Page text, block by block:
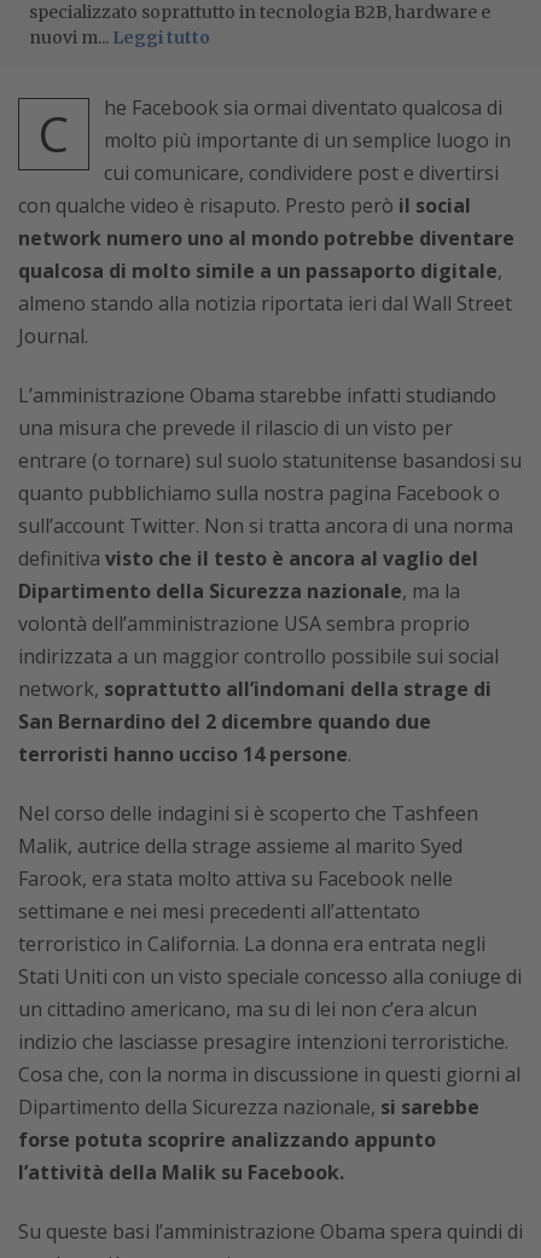
specializzato soprattutto in tecnologia B2B, hardware e
nuovi m... Leggi tutto
C
he Facebook sia ormai diventato qualcosa di
molto più importante di un semplice luogo in
cui comunicare, condividere post e divertirsi
con qualche video è risaputo. Presto però il social
network numero uno al mondo potrebbe diventare
qualcosa di molto simile a un passaporto digitale,
almeno stando alla notizia riportata ieri dal Wall Street
Journal.
L’amministrazione Obama starebbe infatti studiando
una misura che prevede il rilascio di un visto per
entrare (o tornare) sul suolo statunitense basandosi su
quanto pubblichiamo sulla nostra pagina Facebook o
sull’account Twitter. Non si tratta ancora di una norma
definitiva visto che il testo è ancora al vaglio del
Dipartimento della Sicurezza nazionale, ma la
volontà dell’amministrazione USA sembra proprio
indirizzata a un maggior controllo possibile sui social
network, soprattutto all’indomani della strage di
San Bernardino del 2 dicembre quando due
terroristi hanno ucciso 14 persone.
Nel corso delle indagini si è scoperto che Tashfeen
Malik, autrice della strage assieme al marito Syed
Farook, era stata molto attiva su Facebook nelle
settimane e nei mesi precedenti all’attentato
terroristico in California. La donna era entrata negli
Stati Uniti con un visto speciale concesso alla coniuge di
un cittadino americano, ma su di lei non c’era alcun
indizio che lasciasse presagire intenzioni terroristiche.
Cosa che, con la norma in discussione in questi giorni al
Dipartimento della Sicurezza nazionale, si sarebbe
forse potuta scoprire analizzando appunto
l’attività della Malik su Facebook.
Su queste basi l’amministrazione Obama spera quindi di